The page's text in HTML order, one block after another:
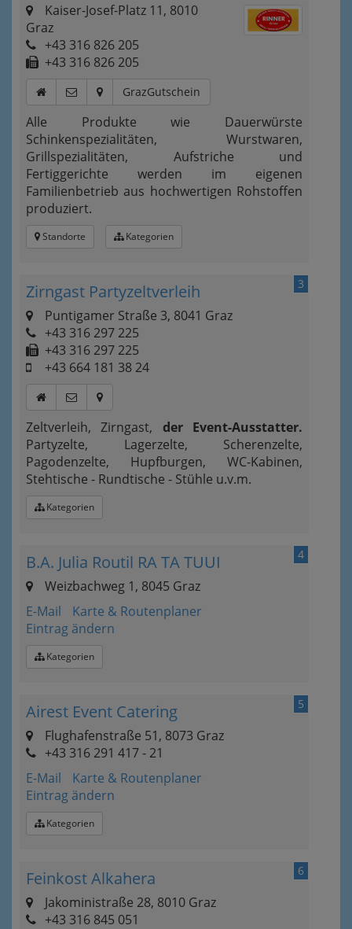
Kaiser-Josef-Platz 11, 8010
Graz
+43 316 826 205
+43 316 826 205
GrazGutschein
Alle Produkte wie Dauerwürste
Schinkenspezialitäten, Wurstwaren,
Grillspezialitäten, Aufstriche und
Fertiggerichte werden im eigenen
Familienbetrieb aus hochwertigen Rohstoffen
produziert.
Standorte Kategorien
3
Zirngast Partyzeltverleih
Puntigamer Straße 3, 8041 Graz
+43 316 297 225
+43 316 297 225
+43 664 181 38 24
Zeltverleih, Zirngast, der Event-Ausstatter.
Partyzelte, Lagerzelte, Scherenzelte,
Pagodenzelte, Hupfburgen, WC-Kabinen,
Stehtische - Rundtische - Stühle u.v.m.
Kategorien
4
B.A. Julia Routil RA TA TUUI
Weizbachweg 1, 8045 Graz
E-Mail
Karte & Routenplaner
Eintrag ändern
Kategorien
5
Airest Event Catering
Flughafenstraße 51, 8073 Graz
+43 316 291 417 - 21
E-Mail
Karte & Routenplaner
Eintrag ändern
Kategorien
6
Feinkost Alkahera
Jakoministraße 28, 8010 Graz
+43 316 845 051